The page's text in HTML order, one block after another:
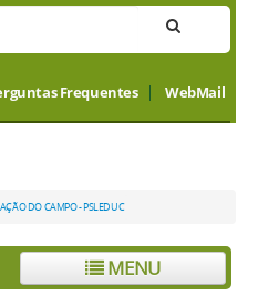
Frequentes WebMail
DO CAMPO - PSLEDUC
MENU